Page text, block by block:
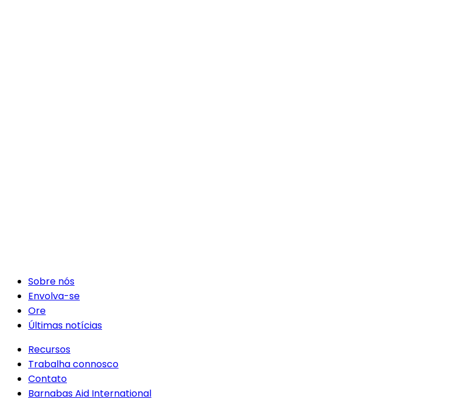
Sobre nós
Envolva-se
Ore
Últimas notícias
Recursos
Trabalha connosco
Contato
Barnabas Aid International